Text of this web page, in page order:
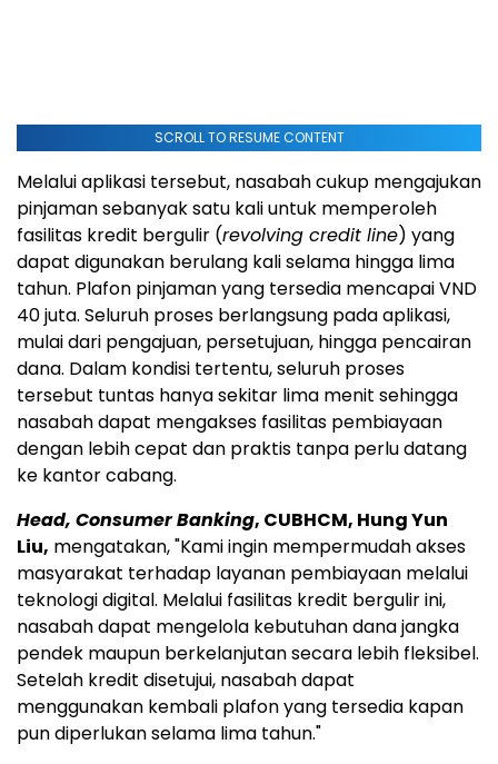
SCROLL TO RESUME CONTENT
Melalui aplikasi tersebut, nasabah cukup mengajukan
pinjaman sebanyak satu kali untuk memperoleh
fasilitas kredit bergulir (revolving credit line) yang
dapat digunakan berulang kali selama hingga lima
tahun. Plafon pinjaman yang tersedia mencapai VND
40 juta. Seluruh proses berlangsung pada aplikasi,
mulai dari pengajuan, persetujuan, hingga pencairan
dana. Dalam kondisi tertentu, seluruh proses
tersebut tuntas hanya sekitar lima menit sehingga
nasabah dapat mengakses fasilitas pembiayaan
dengan lebih cepat dan praktis tanpa perlu datang
ke kantor cabang.
Head, Consumer Banking, CUBHCM, Hung Yun
Liu, mengatakan, "Kami ingin mempermudah akses
masyarakat terhadap layanan pembiayaan melalui
teknologi digital. Melalui fasilitas kredit bergulir ini,
nasabah dapat mengelola kebutuhan dana jangka
pendek maupun berkelanjutan secara lebih fleksibel.
Setelah kredit disetujui, nasabah dapat
menggunakan kembali plafon yang tersedia kapan
pun diperlukan selama lima tahun."